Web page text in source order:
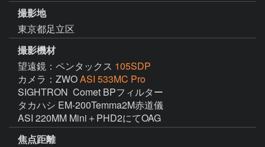
撮影地
東京都足立区
撮影機材
望遠鏡：ペンタックス 105SDP
カメラ：ZWOASI 533MC Pro
SIGHTRON  Comet BPフィルター
タカハシ EM-200Temma2M赤道儀
ASI 220MM Mini＋PHD2にてOAG
焦点距離